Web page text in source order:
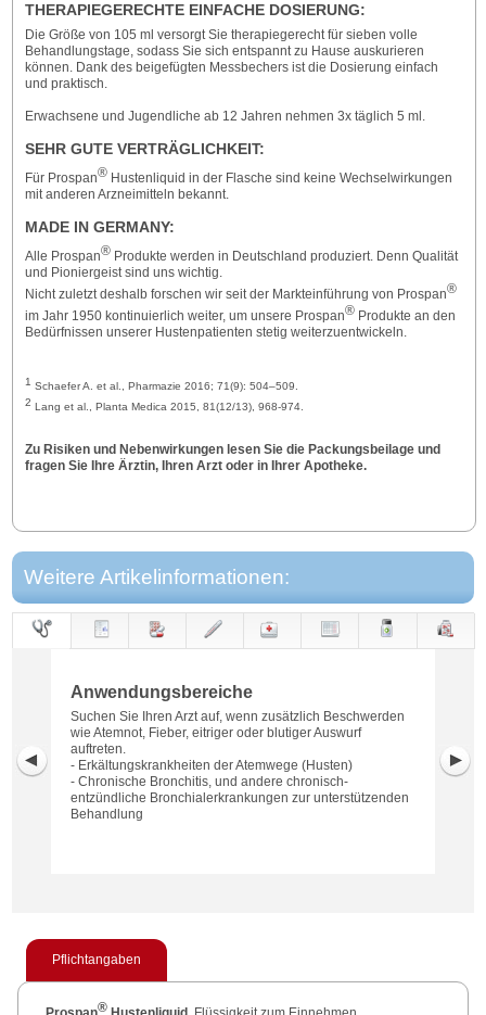
THERAPIEGERECHTE EINFACHE DOSIERUNG:
Die Größe von 105 ml versorgt Sie therapiegerecht für sieben volle
Behandlungstage, sodass Sie sich entspannt zu Hause auskurieren
können. Dank des beigefügten Messbechers ist die Dosierung einfach
und praktisch.
Erwachsene und Jugendliche ab 12 Jahren nehmen 3x täglich 5 ml.
SEHR GUTE VERTRÄGLICHKEIT:
Für Prospan®Hustenliquid in der Flasche sind keine Wechselwirkungen
mit anderen Arzneimitteln bekannt.
MADE IN GERMANY:
Alle Prospan®Produkte werden in Deutschland produziert. Denn Qualität
und Pioniergeist sind uns wichtig.
Nicht zuletzt deshalb forschen wir seit der Markteinführung von Prospan®
im Jahr 1950 kontinuierlich weiter, um unsere Prospan®Produkte an den
Bedürfnissen unserer Hustenpatienten stetig weiterzuentwickeln.
1 Schaefer A. et al., Pharmazie 2016; 71(9): 504–509.
2 Lang et al., Planta Medica 2015, 81(12/13), 968-974.
Zu Risiken und Nebenwirkungen lesen Sie die Packungsbeilage und
fragen Sie Ihre Ärztin, Ihren Arzt oder in Ihrer Apotheke.
Weitere Artikelinformationen:
Anwendungsbereiche
Suchen Sie Ihren Arzt auf, wenn zusätzlich Beschwerden
wie Atemnot, Fieber, eitriger oder blutiger Auswurf
auftreten.
- Erkältungskrankheiten der Atemwege (Husten)
- Chronische Bronchitis, und andere chronisch-
entzündliche Bronchialerkrankungen zur unterstützenden
Behandlung
Pflichtangaben
®